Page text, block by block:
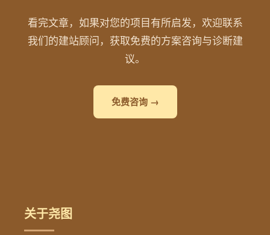
看完文章，如果对您的项目有所启发，欢迎联系
我们的建站顾问，获取免费的方案咨询与诊断建
议。
免费咨询 →
关于尧图